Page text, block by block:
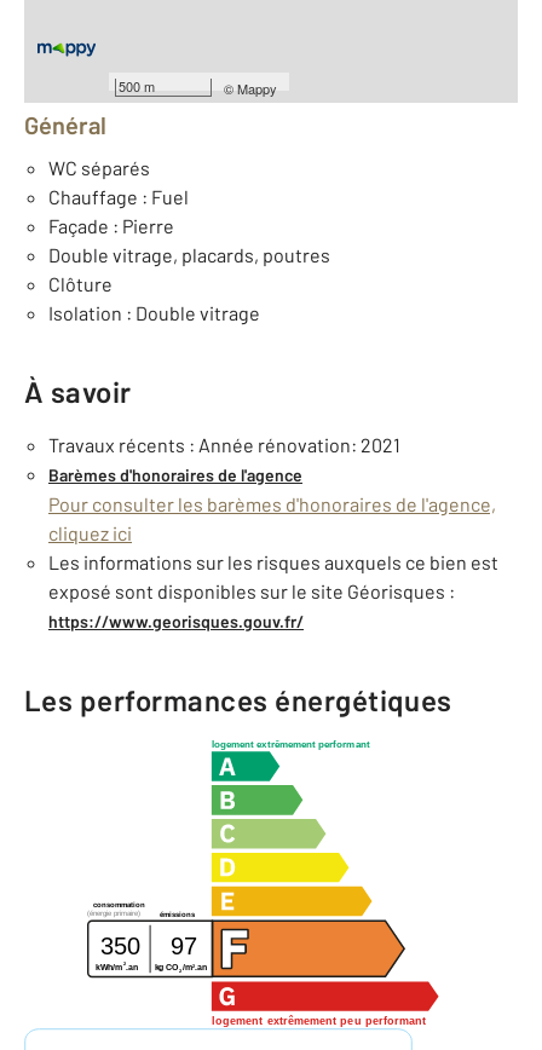
500 m ©Mappy
Équipements
Général
WC séparés
Chauffage : Fuel
Façade : Pierre
Double vitrage, placards, poutres
Clôture
Isolation : Double vitrage
À savoir
Travaux récents : Année rénovation: 2021
Barèmes d'honoraires de l'agence
Pour consulter les barèmes d'honoraires de l'agence,
cliquez ici
Les informations sur les risques auxquels ce bien est
exposé sont disponibles sur le site Géorisques :
https://www.georisques.gouv.fr/
Les performances énergétiques
logement extrêmement performant
logement extrêmement peu performant
consommation
émissions
(énergie primaire)
350 97
kWh/m 2 .an kg CO2/m2 .an